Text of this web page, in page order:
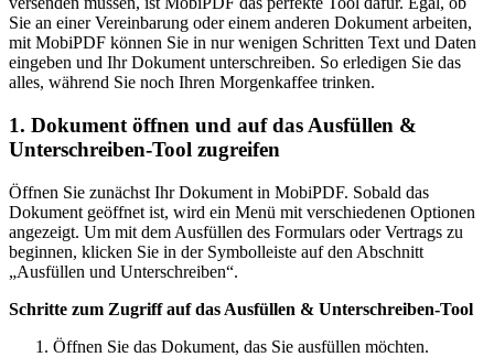
Sie an einer Vereinbarung oder einem anderen Dokument arbeiten,
mit MobiPDF können Sie in nur wenigen Schritten Text und Daten
eingeben und Ihr Dokument unterschreiben. So erledigen Sie das
alles, während Sie noch Ihren Morgenkaffee trinken.
1. Dokument öffnen und auf das Ausfüllen &
Unterschreiben-Tool zugreifen
Öffnen Sie zunächst Ihr Dokument in MobiPDF. Sobald das
Dokument geöffnet ist, wird ein Menü mit verschiedenen Optionen
angezeigt. Um mit dem Ausfüllen des Formulars oder Vertrags zu
beginnen, klicken Sie in der Symbolleiste auf den Abschnitt
„Ausfüllen und Unterschreiben“.
Schritte zum Zugriff auf das Ausfüllen & Unterschreiben-Tool
Öffnen Sie das Dokument, das Sie ausfüllen möchten.